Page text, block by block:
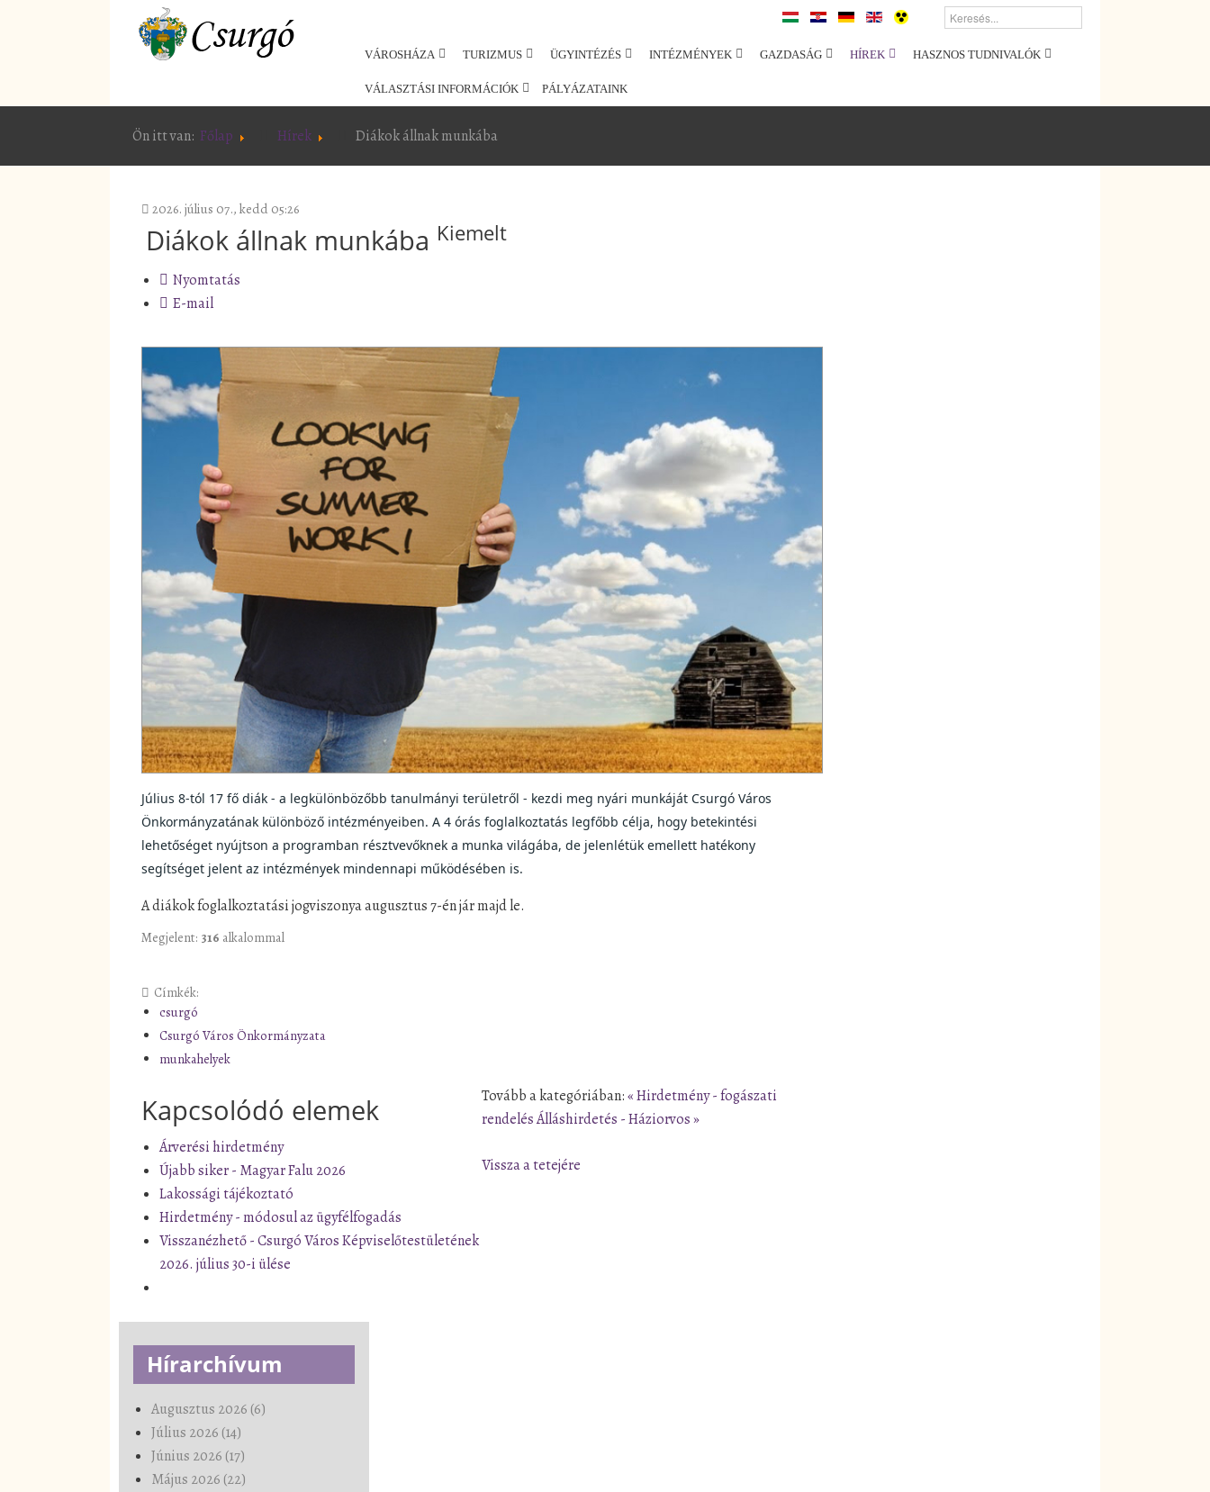
VÁROSHÁZA TURIZMUS ÜGYINTÉZÉS INTÉZMÉNYEK GAZDASÁG HÍREK HASZNOS TUDNIVALÓK
VÁLASZTÁSI INFORMÁCIÓK PÁLYÁZATAINK
Ön itt van: Főlap Hírek Diákok állnak munkába
2026. július 07., kedd 05:26
Diákok állnak munkába Kiemelt
Nyomtatás
E-mail
Július 8-tól 17 fő diák - a legkülönbözőbb tanulmányi területről - kezdi meg nyári munkáját Csurgó Város
Önkormányzatának különböző intézményeiben. A 4 órás foglalkoztatás legfőbb célja, hogy betekintési
lehetőséget nyújtson a programban résztvevőknek a munka világába, de jelenlétük emellett hatékony
segítséget jelent az intézmények mindennapi működésében is.
A diákok foglalkoztatási jogviszonya augusztus 7-én jár majd le.
Megjelent: 316 alkalommal
Címkék:
csurgó
Csurgó Város Önkormányzata
munkahelyek
Kapcsolódó elemek
Árverési hirdetmény
Újabb siker - Magyar Falu 2026
Lakossági tájékoztató
Hirdetmény - módosul az ügyfélfogadás
Visszanézhető - Csurgó Város Képviselőtestületének
2026. július 30-i ülése
Tovább a kategóriában:« Hirdetmény - fogászati
rendelésÁlláshirdetés - Háziorvos »
Vissza a tetejére
Hírarchívum
Augusztus 2026 (6)
Július 2026 (14)
Június 2026 (17)
Május 2026 (22)